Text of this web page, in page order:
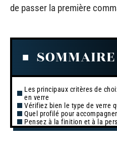
de passer la première
SOMMAIRE
Les principaux critères de
en verre
Vérifiez bien le type de verre
Quel profilé pour
Pensez à la finition et à la